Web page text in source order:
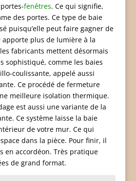
fenêtres. Ce qui signifie,
des portes. Ce type de baie
puisqu’elle peut faire gagner de
apporte plus de lumière à la
fabricants mettent désormais
sophistiqué, comme les baies
coulissante, appelé aussi
Ce procédé de fermeture
meilleure isolation thermique.
est aussi une variante de la
Ce système laisse la baie
de votre mur. Ce qui
dans la pièce. Pour finir, il
en accordéon. Très pratique
de grand format.